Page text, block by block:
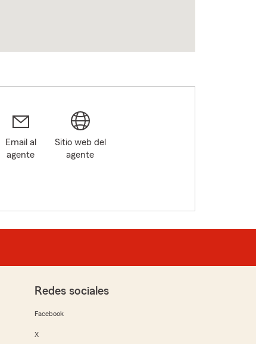
Email al
agente
Sitio web del
agente
Redes sociales
Facebook
X